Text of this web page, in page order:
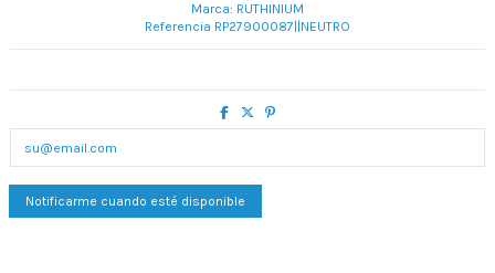
Marca: RUTHINIUM
Referencia RP27900087||NEUTRO